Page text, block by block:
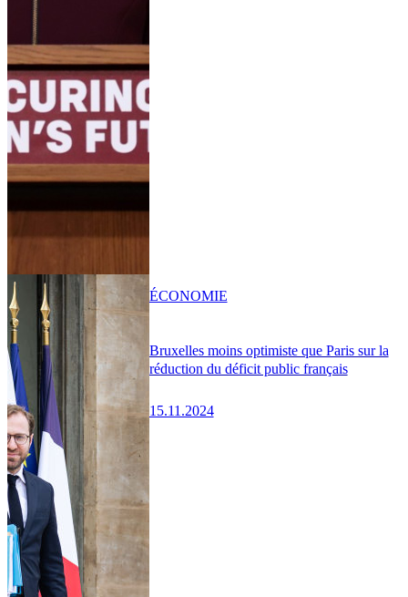
Bruxelles moins optimiste que Paris sur la
réduction du déficit public français
15.11.2024
ÉCONOMIE